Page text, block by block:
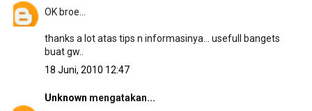
OK broe...
thanks a lot atas tips n informasinya... usefull bangets
buat gw..
18 Juni, 2010 12:47
Unknown mengatakan...